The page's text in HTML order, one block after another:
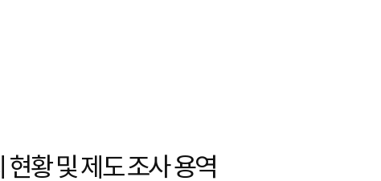
황 및 제도 조사 용역